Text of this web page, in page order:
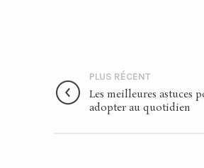
PLUS RÉCENT
Les meilleures astuces
adopter au quotidien